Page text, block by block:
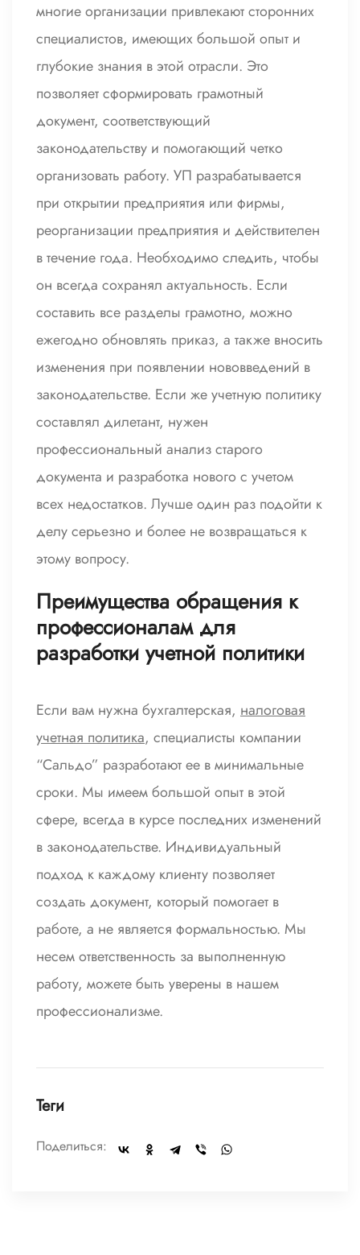
многие организации привлекают сторонних
специалистов, имеющих большой опыт и
глубокие знания в этой отрасли. Это
позволяет сформировать грамотный
документ, соответствующий
законодательству и помогающий четко
организовать работу. УП разрабатывается
при открытии предприятия или фирмы,
реорганизации предприятия и действителен
в течение года. Необходимо следить, чтобы
он всегда сохранял актуальность. Если
составить все разделы грамотно, можно
ежегодно обновлять приказ, а также вносить
изменения при появлении нововведений в
законодательстве. Если же учетную политику
составлял дилетант, нужен
профессиональный анализ старого
документа и разработка нового с учетом
всех недостатков. Лучше один раз подойти к
делу серьезно и более не возвращаться к
этому вопросу.
Преимущества обращения к
профессионалам для
разработки учетной политики
Если вам нужна бухгалтерская, налоговая
учетная политика, специалисты компании
“Сальдо” разработают ее в минимальные
сроки. Мы имеем большой опыт в этой
сфере, всегда в курсе последних изменений
в законодательстве. Индивидуальный
подход к каждому клиенту позволяет
создать документ, который помогает в
работе, а не является формальностью. Мы
несем ответственность за выполненную
работу, можете быть уверены в нашем
профессионализме.
Теги
Поделиться: